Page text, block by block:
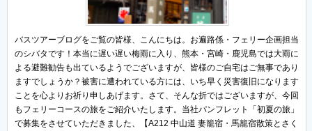
バスツアーブログをご覧の皆様、こんにちは。お遍路係・フェリー企画担当
のシバタです！本当に遅い遅い梅雨に入り、熊本・宮崎・鹿児島では大雨に
よる避難勧告も出ているようでございますが、皆様のご自宅はご無事であり
ますでしょうか？被害に遭われている方には、いち早く災害復旧になります
ことを心よりお祈り申しあげます。さて、そんな折ではございますが、今回
もフェリーコースの旅をご紹介いたします。当社パンフレット「初夏の旅」
で募集をさせていただきました、【A212 中山道 妻籠宿・馬籠宿散策とさく